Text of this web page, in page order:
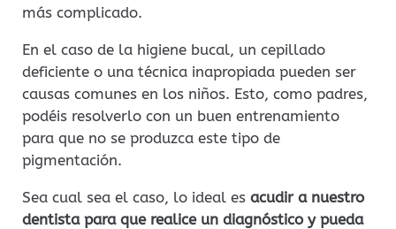
más complicado.
En el caso de la higiene bucal, un cepillado
deficiente o una técnica inapropiada pueden ser
causas comunes en los niños. Esto, como padres,
podéis resolverlo con un buen entrenamiento
para que no se produzca este tipo de
pigmentación.
Sea cual sea el caso, lo ideal es acudir a nuestro
dentista para que realice un diagnóstico y pueda